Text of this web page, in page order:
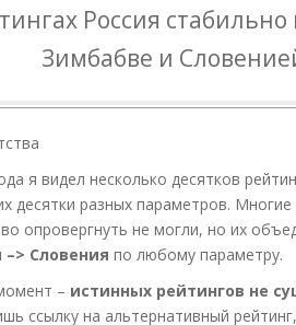
Россия
Зимбабве и
я видел несколько десятков
десятки разных параметров. Многие
опровергнуть не могли, но их
Словения по любому параметру.
– истинных рейтингов не
ссылку на альтернативный